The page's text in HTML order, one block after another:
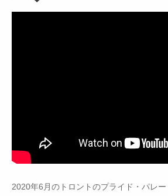
2020年6月のトロントのプライド・パレー